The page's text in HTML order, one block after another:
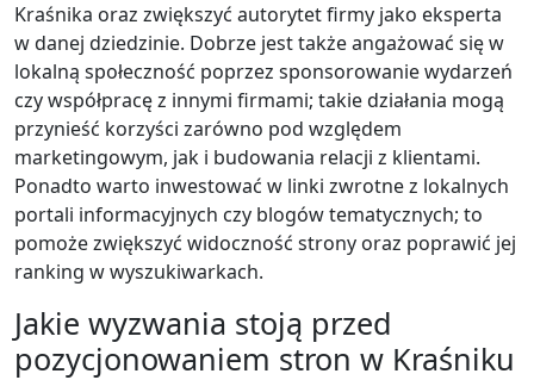
Kraśnika oraz zwiększyć autorytet firmy jako eksperta
w danej dziedzinie. Dobrze jest także angażować się w
lokalną społeczność poprzez sponsorowanie wydarzeń
czy współpracę z innymi firmami; takie działania mogą
przynieść korzyści zarówno pod względem
marketingowym, jak i budowania relacji z klientami.
Ponadto warto inwestować w linki zwrotne z lokalnych
portali informacyjnych czy blogów tematycznych; to
pomoże zwiększyć widoczność strony oraz poprawić jej
ranking w wyszukiwarkach.
Jakie wyzwania stoją przed
pozycjonowaniem stron w Kraśniku